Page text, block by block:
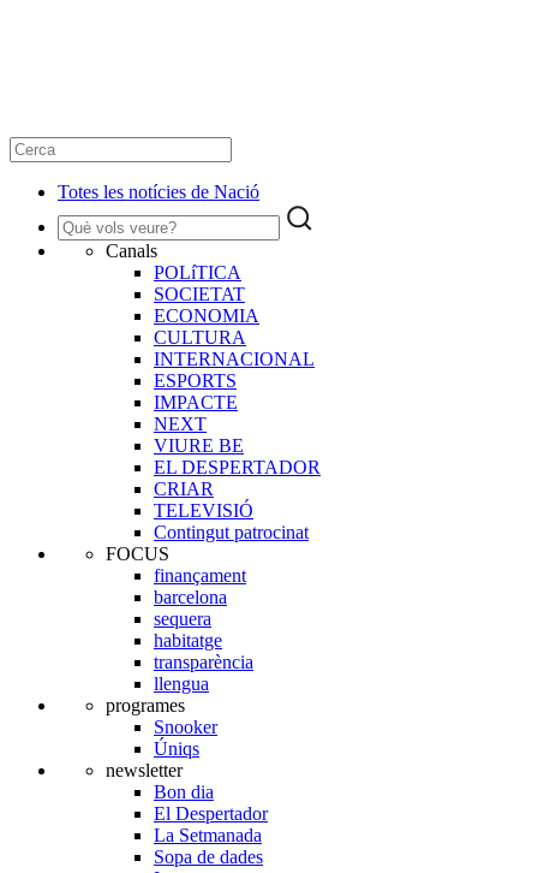
Totes les notícies de Nació
Canals
POLíTICA
SOCIETAT
ECONOMIA
CULTURA
INTERNACIONAL
ESPORTS
IMPACTE
NEXT
VIURE BE
EL DESPERTADOR
CRIAR
TELEVISIÓ
Contingut patrocinat
FOCUS
finançament
barcelona
sequera
habitatge
transparència
llengua
programes
Snooker
Úniqs
newsletter
Bon dia
El Despertador
La Setmanada
Sopa de dades